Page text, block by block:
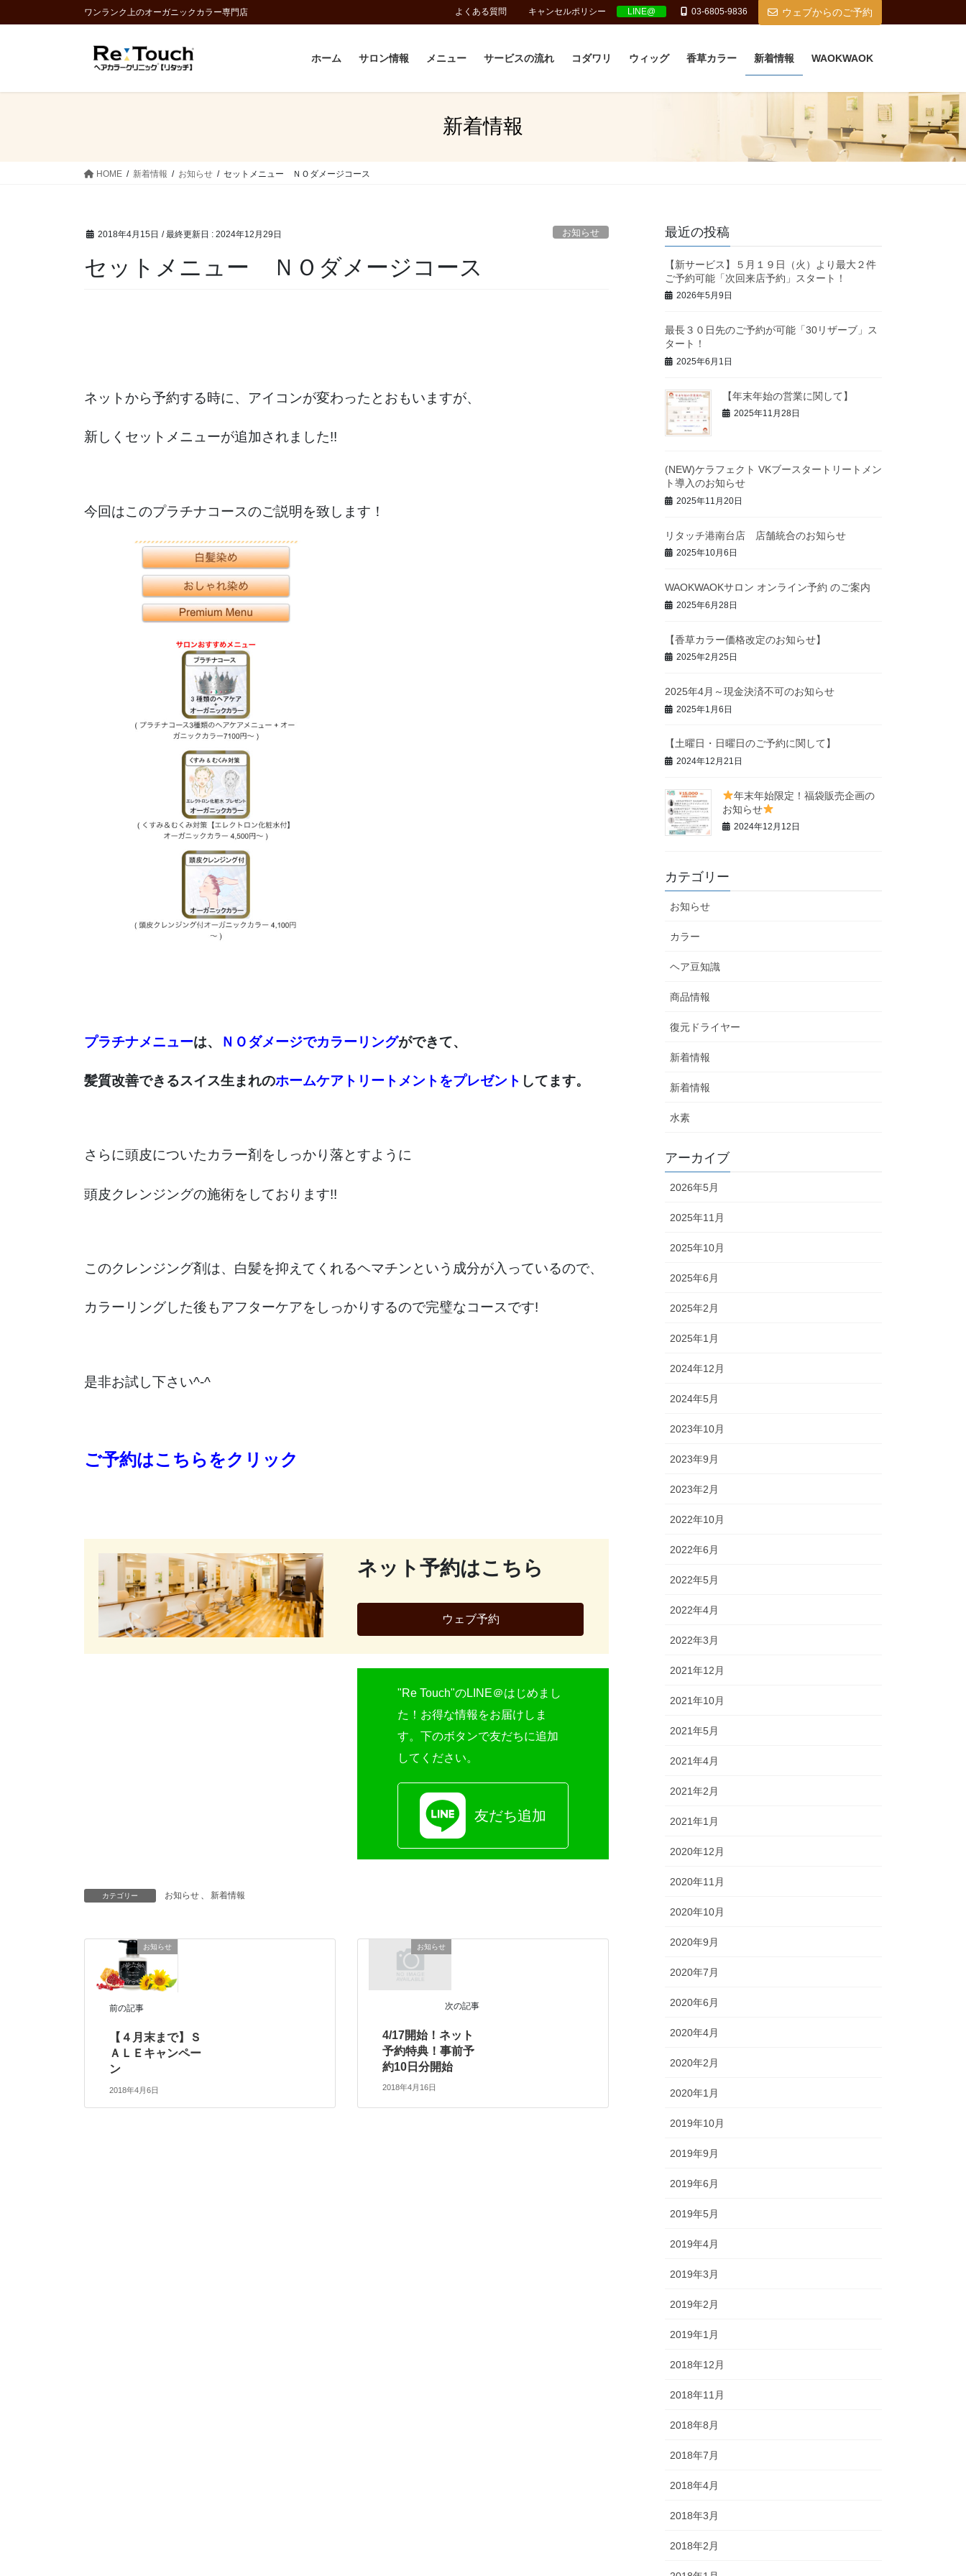
ン
に
ビ
ョ
ワンランク上のオーガニックカラー専門店 よくある質問 キャンセルポリシー LINE@ 03-6805-9836 ウェブからのご予約
ホーム サロン情報 メニュー サービスの流れ コダワリ ウィッグ 香草カラー 新着情報 WAOKWAOK
新着情報
HOME 新着情報 お知らせ セットメニュー ＮＯダメージコース
2018年4月15日 / 最終更新日 : 2024年12月29日 お知らせ
セットメニュー ＮＯダメージコース
ネットから予約する時に、アイコンが変わったとおもいますが、
新しくセットメニューが追加されました!!
今回はこのプラチナコースのご説明を致します！
プラチナメニューは、 ＮＯダメージでカラーリングができて、
髪質改善できるスイス生まれのホームケアトリートメントをプレゼント してます。
さらに頭皮についたカラー剤をしっかり落とすように
頭皮クレンジングの施術をしております!!
このクレンジング剤は、白髪を抑えてくれるヘマチンという成分が入っているので、
カラーリングした後もアフターケアをしっかりするので完璧なコースです!
是非お試し下さい^-^
ご予約はこちらをクリック
ネット予約はこちら
ウェブ予約
"Re Touch"のLINE＠はじめまし
た！お得な情報をお届けしま
す。下のボタンで友だちに追加
してください。
友だち追加
カテゴリー お知らせ 、 新着情報
お知らせ
前の記事
【４月末まで】Ｓ
ＡＬＥキャンペー
ン
2018年4月6日
お知らせ
次の記事
4/17開始！ネット
予約特典！事前予
約10日分開始
2018年4月16日
最近の投稿
【新サービス】５月１９日（火）より最大２件
ご予約可能「次回来店予約」スタート！
2026年5月9日
最長３０日先のご予約が可能「30リザーブ」ス
タート！
2025年6月1日
【年末年始の営業に関して】
2025年11月28日
(NEW)ケラフェクト VKブースタートリートメン
ト導入のお知らせ
2025年11月20日
リタッチ港南台店 店舗統合のお知らせ
2025年10月6日
WAOKWAOKサロン オンライン予約 のご案内
2025年6月28日
【香草カラー価格改定のお知らせ】
2025年2月25日
2025年4月～現金決済不可のお知らせ
2025年1月6日
【土曜日・日曜日のご予約に関して】
2024年12月21日
年末年始限定！福袋販売企画の
お知らせ
2024年12月12日
カテゴリー
お知らせ
カラー
ヘア豆知識
商品情報
復元ドライヤー
新着情報
新着情報
水素
アーカイブ
2026年5月
2025年11月
2025年10月
2025年6月
2025年2月
2025年1月
2024年12月
2024年5月
2023年10月
2023年9月
2023年2月
2022年10月
2022年6月
2022年5月
2022年4月
2022年3月
2021年12月
2021年10月
2021年5月
2021年4月
2021年2月
2021年1月
2020年12月
2020年11月
2020年10月
2020年9月
2020年7月
2020年6月
2020年4月
2020年2月
2020年1月
2019年10月
2019年9月
2019年6月
2019年5月
2019年4月
2019年3月
2019年2月
2019年1月
2018年12月
2018年11月
2018年8月
2018年7月
2018年4月
2018年3月
2018年2月